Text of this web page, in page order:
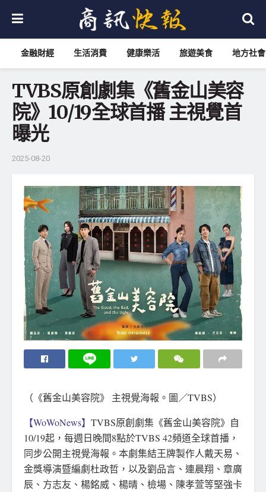
金融財經 生活消費 健康樂活 旅遊美食 地方社會
TVBS原創劇集《舊金山美容
院》10/19全球首播 主視覺首
曝光
2025-08-20
（《舊金山美容院》 主視覺海報。圖／TVBS）
【WoWoNews】 TVBS原創劇集《舊金山美容院》自
10/19起，每週日晚間8點於TVBS 42頻道全球首播，
同步公開主視覺海報。本劇集結王牌製作人戴天易、
金獎導演暨編劇杜政哲，以及劉品言、連晨翔、章廣
辰、方志友、楊銘威、楊晴、檢場、陳孝萱等堅強卡